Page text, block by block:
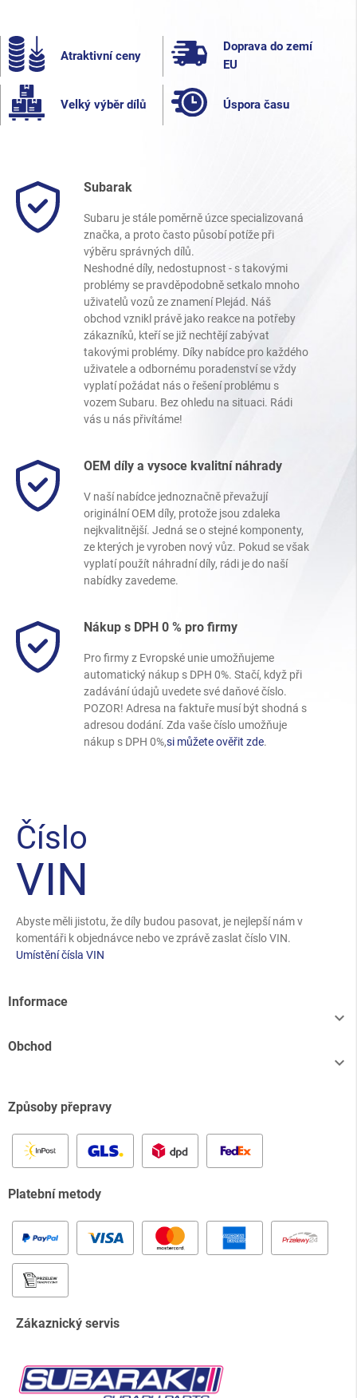
Atraktivní ceny
Doprava do zemí
EU
Velký výběr dílů Úspora času
Subarak
Subaru je stále poměrně úzce specializovaná
značka, a proto často působí potíže při
výběru správných dílů.
Neshodné díly, nedostupnost - s takovými
problémy se pravděpodobně setkalo mnoho
uživatelů vozů ze znamení Plejád. Náš
obchod vznikl právě jako reakce na potřeby
zákazníků, kteří se již nechtějí zabývat
takovými problémy. Díky nabídce pro každého
uživatele a odbornému poradenství se vždy
vyplatí požádat nás o řešení problému s
vozem Subaru. Bez ohledu na situaci. Rádi
vás u nás přivítáme!
OEM díly a vysoce kvalitní náhrady
V naší nabídce jednoznačně převažují
originální OEM díly, protože jsou zdaleka
nejkvalitnější. Jedná se o stejné komponenty,
ze kterých je vyroben nový vůz. Pokud se však
vyplatí použít náhradní díly, rádi je do naší
nabídky zavedeme.
Nákup s DPH 0 % pro firmy
Pro firmy z Evropské unie umožňujeme
automatický nákup s DPH 0%. Stačí, když při
zadávání údajů uvedete své daňové číslo.
POZOR! Adresa na faktuře musí být shodná s
adresou dodání. Zda vaše číslo umožňuje
nákup s DPH 0%,si můžete ověřit zde.
Číslo
VIN
Abyste měli jistotu, že díly budou pasovat, je nejlepší nám v
komentáři k objednávce nebo ve zprávě zaslat číslo VIN.
Umístění čísla VIN
Informace

Obchod

Způsoby přepravy
Platební metody
Zákaznický servis